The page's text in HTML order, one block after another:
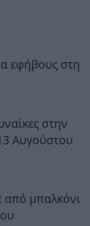
εφήβους στη
στην
Αυγούστου
από μπαλκόνι